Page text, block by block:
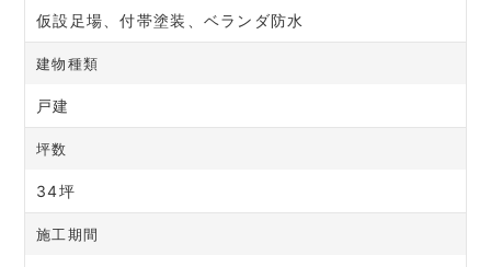
仮設足場、付帯塗装、ベランダ防水
建物種類
戸建
坪数
34坪
施工期間